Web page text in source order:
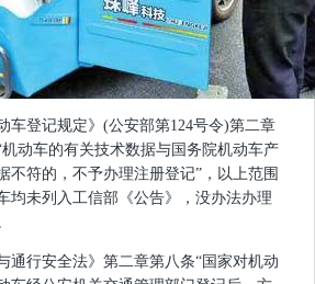
登记规定》(公安部第124号令)第二章
动车的有关技术数据与国务院机动车产
不符的，不予办理注册登记”，以上范围
均未列入工信部《公告》，没办法办理
行安全法》第二章第八条“国家对机动